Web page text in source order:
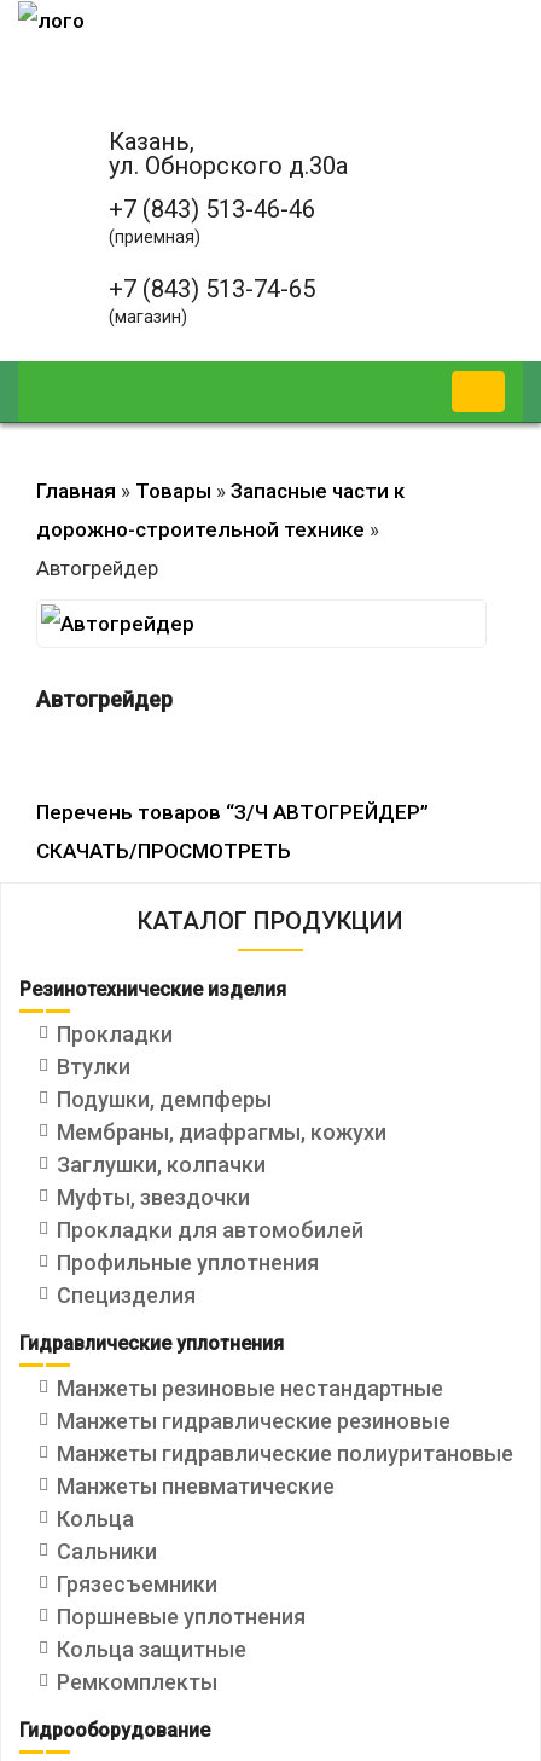
Казань,
ул. Обнорского д.30а
+7 (843) 513-46-46
(приемная)
+7 (843) 513-74-65
(магазин)
Главная » Товары » Запасные части к
дорожно-строительной технике »
Автогрейдер
Автогрейдер
Перечень товаров “З/Ч АВТОГРЕЙДЕР”
СКАЧАТЬ/ПРОСМОТРЕТЬ
КАТАЛОГ ПРОДУКЦИИ
Резинотехнические изделия
Прокладки
Втулки
Подушки, демпферы
Мембраны, диафрагмы, кожухи
Заглушки, колпачки
Муфты, звездочки
Прокладки для автомобилей
Профильные уплотнения
Специзделия
Гидравлические уплотнения
Манжеты резиновые нестандартные
Манжеты гидравлические резиновые
Манжеты гидравлические полиуритановые
Манжеты пневматические
Кольца
Сальники
Грязесъемники
Поршневые уплотнения
Кольца защитные
Ремкомплекты
Гидрооборудование